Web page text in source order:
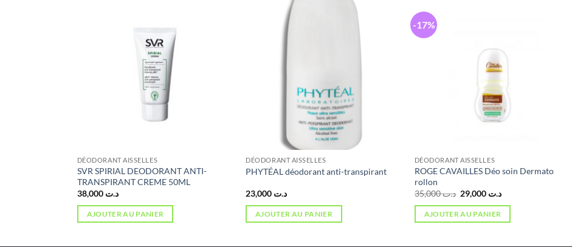
DÉODORANT AISSELLES
SVR SPIRIAL DEODORANT ANTI-
TRANSPIRANT CREME 50ML
د.ت 38,000
AJOUTER AU PANIER
DÉODORANT AISSELLES
PHYTÉAL déodorant anti-transpirant
د.ت
AJOUTER AU PANIER
-17%
DÉODORANT AISSELLES
ROGE CAVAILLES Déo soin Dermato
rollon
د.ت35,000
Le
prix
initial
était :
د.تLe
actuel
AJOUTER AU PANIER